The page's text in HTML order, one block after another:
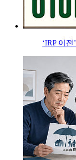
‘IRP 이